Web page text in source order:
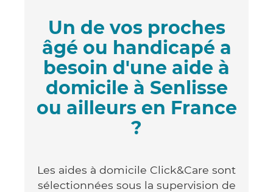
Un de vos proches
âgé ou handicapé a
besoin d'une aide à
domicile à Senlisse
ou ailleurs en France
?
Les aides à domicile Click&Care sont
sélectionnées sous la supervision de